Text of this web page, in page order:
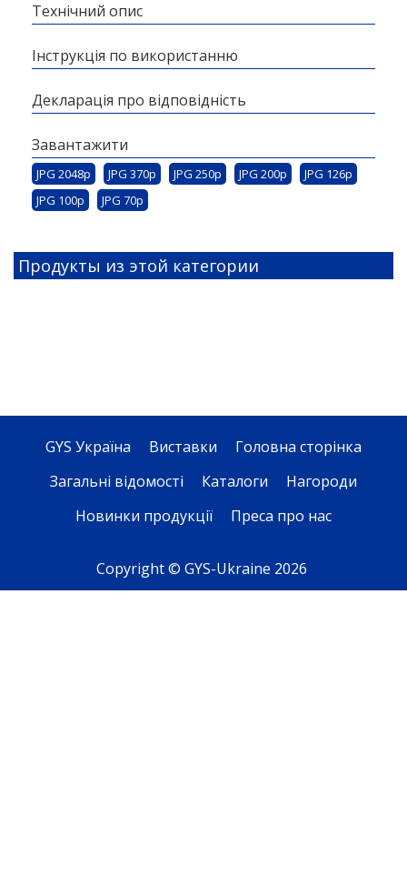
Технічний опис
Інструкція по використанню
Декларація про відповідність
Завантажити
JPG 2048p JPG 370p JPG 250p JPG 200p
JPG 126p
JPG 100p
JPG 70p
Продукты из этой категории
GYS Україна Виставки
Головна сторінка
Загальні відомості
Каталоги
Нагороди
Новинки продукції
Преса про нас
Copyright © GYS-Ukraine 2026